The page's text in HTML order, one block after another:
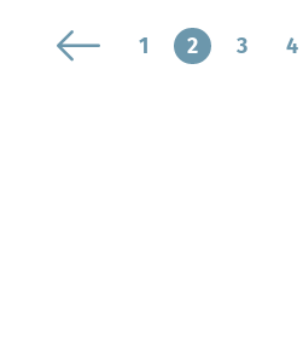
1 2 3 4